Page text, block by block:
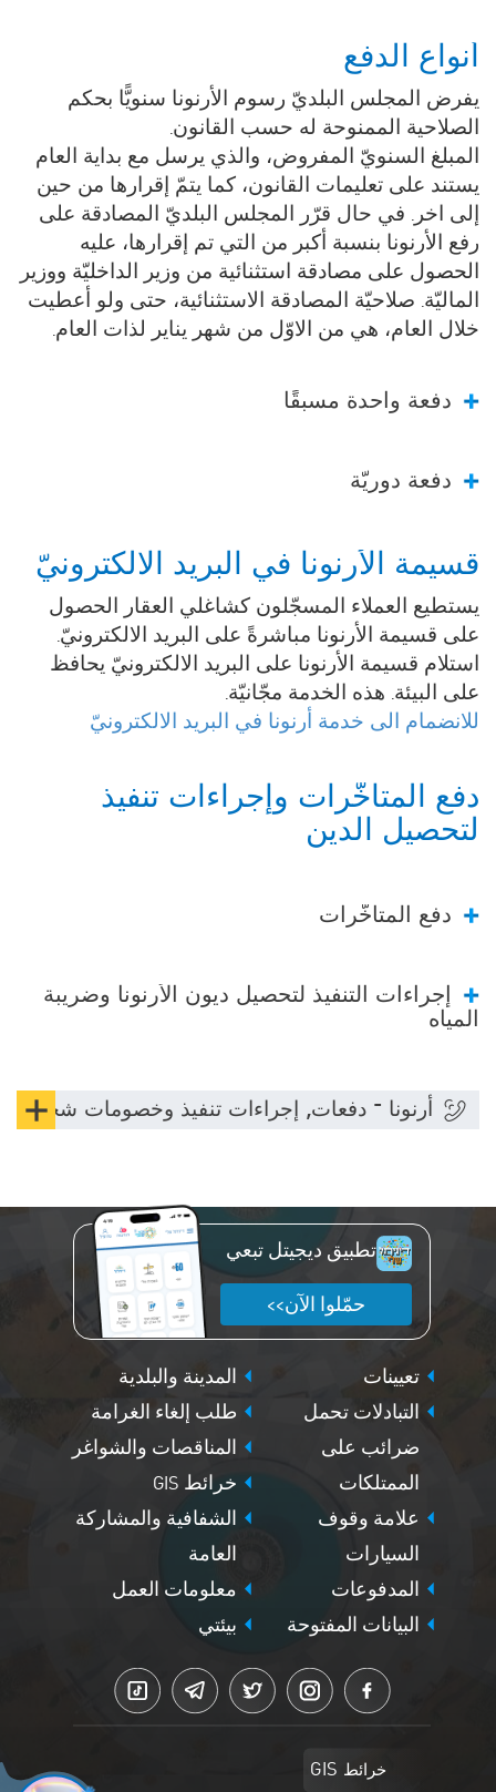
أنواع الدفع
يفرض المجلس البلديّ رسوم الأرنونا سنويًّا بحكم
الصلاحية الممنوحة له حسب القانون.
المبلغ السنويّ المفروض، والذي يرسل مع بداية العام
يستند على تعليمات القانون، كما يتمّ إقرارها من حين
إلى اخر. في حال قرّر المجلس البلديّ المصادقة على
رفع الأرنونا بنسبة أكبر من التي تم إقرارها، عليه
الحصول على مصادقة استثنائية من وزير الداخليّة ووزير
الماليّة. صلاحيّة المصادقة الاستثنائية، حتى ولو أعطيت
خلال العام، هي من الاوّل من شهر يناير لذات العام.
دفعة واحدة مسبقًا
دفعة دوريّة
قسيمة الأرنونا في البريد الالكترونيّ
يستطيع العملاء المسجّلون كشاغلي العقار الحصول
على قسيمة الأرنونا مباشرةً على البريد الالكترونيّ.
استلام قسيمة الأرنونا على البريد الالكترونيّ يحافظ
على البيئة. هذه الخدمة مجّانيّة.
للانضمام الى خدمة أرنونا في البريد الالكترونيّ
دفع المتأخّرات وإجراءات تنفيذ
لتحصيل الدين
دفع المتأخّرات
إجراءات التنفيذ لتحصيل ديون الأرنونا وضريبة
المياه
أرنونا – دفعات, إجراءات تنفيذ وخصومات
تطبيق ديجيتل تبعي
حمّلوا الآن>>
تعيينات
المدينة والبلدية
التبادلات تحمل
ضرائب على
الممتلكات
طلب إلغاء الغرامة
المناقصات والشواغر
خرائط GIS
علامة وقوف
السيارات
الشفافية والمشاركة
العامة
المدفوعات
معلومات العمل
البيانات المفتوحة
بيئتي
خرائط GIS